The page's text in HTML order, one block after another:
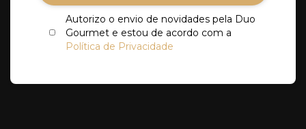
Autorizo o envio de novidades pela Duo
Gourmet e estou de acordo com a
Política de Privacidade